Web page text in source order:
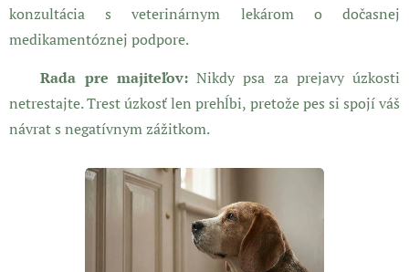
konzultácia s veterinárnym lekárom o dočasnej
medikamentóznej podpore.
⚠️ Rada pre majiteľov:Nikdy psa za prejavy úzkosti
netrestajte. Trest úzkosť len prehĺbi, pretože pes si spojí váš
návrat s negatívnym zážitkom.